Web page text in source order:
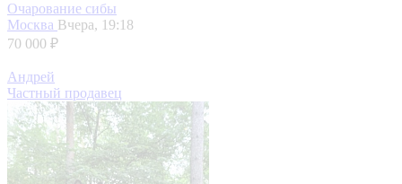
Очарование сибы
Москва Вчера, 19:18
70 000 ₽
Андрей
Частный продавец